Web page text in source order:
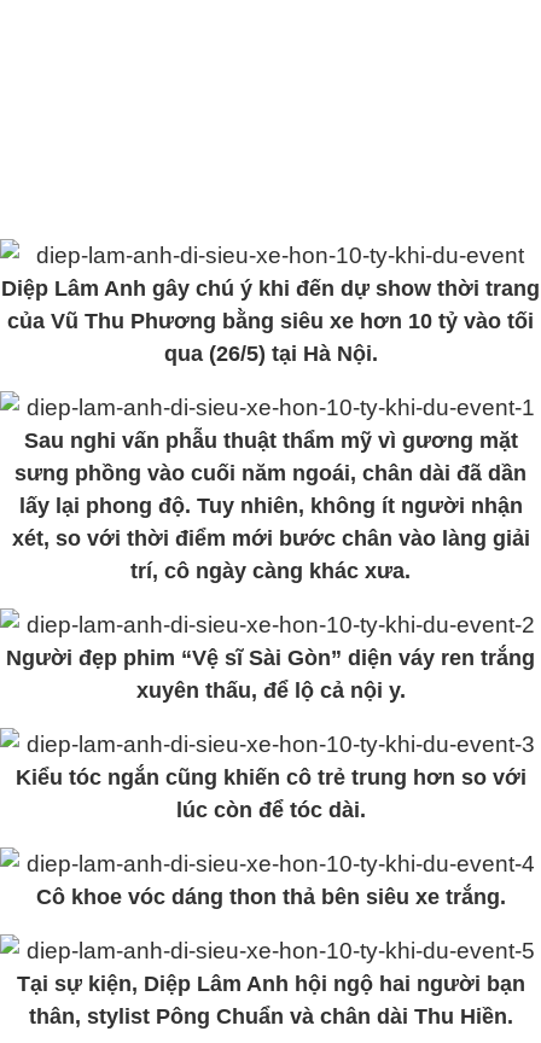
Diệp Lâm Anh gây chú ý khi đến dự show thời trang
của Vũ Thu Phương bằng siêu xe hơn 10 tỷ vào tối
qua (26/5) tại Hà Nội.
Sau nghi vấn phẫu thuật thẩm mỹ vì gương mặt
sưng phồng vào cuối năm ngoái, chân dài đã dần
lấy lại phong độ. Tuy nhiên, không ít người nhận
xét, so với thời điểm mới bước chân vào làng giải
trí, cô ngày càng khác xưa.
Người đẹp phim “Vệ sĩ Sài Gòn” diện váy ren trắng
xuyên thấu, để lộ cả nội y.
Kiểu tóc ngắn cũng khiến cô trẻ trung hơn so với
lúc còn để tóc dài.
Cô khoe vóc dáng thon thả bên siêu xe trắng.
Tại sự kiện, Diệp Lâm Anh hội ngộ hai người bạn
thân, stylist Pông Chuẩn và chân dài Thu Hiền.